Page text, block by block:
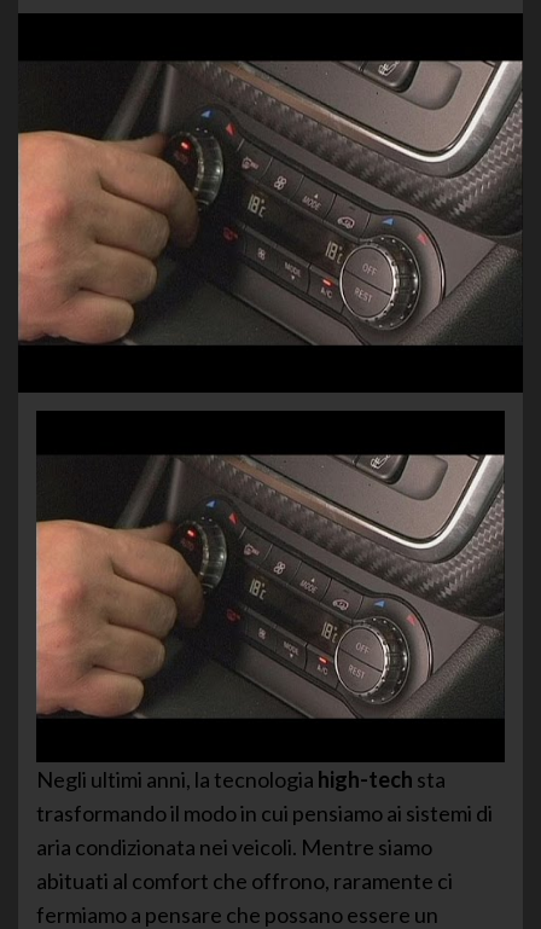
Negli ultimi anni, la tecnologia high-tech sta
trasformando il modo in cui pensiamo ai sistemi di
aria condizionata nei veicoli. Mentre siamo
abituati al comfort che offrono, raramente ci
fermiamo a pensare che possano essere un